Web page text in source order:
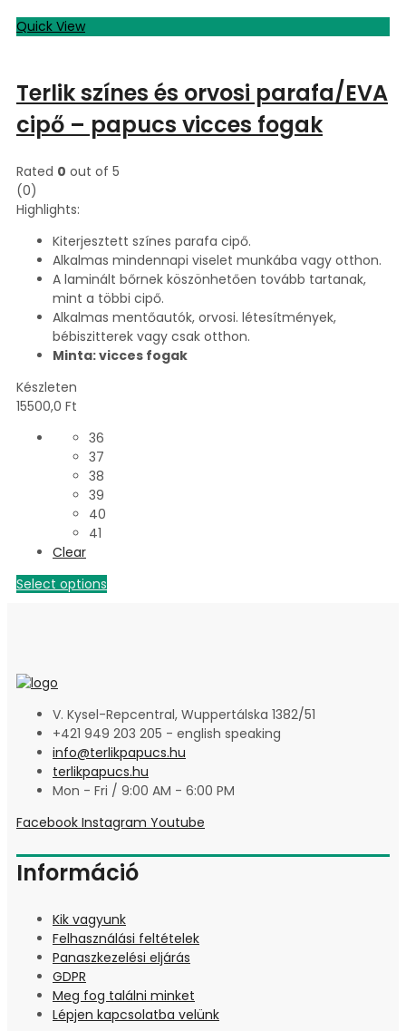
Quick View
Terlik színes és orvosi parafa/EVA
cipő – papucs vicces fogak
Rated 0 out of 5
(0)
Highlights:
Kiterjesztett színes parafa cipő.
Alkalmas mindennapi viselet munkába vagy otthon.
A laminált bőrnek köszönhetően tovább tartanak,
mint a többi cipő.
Alkalmas mentőautók, orvosi. létesítmények,
bébiszitterek vagy csak otthon.
Minta: vicces fogak
Készleten
15500,0 Ft
36
37
38
39
40
41
Clear
Select options
V. Kysel-Repcentral, Wuppertálska 1382/51
+421 949 203 205 - english speaking
info@terlikpapucs.hu
terlikpapucs.hu
Mon - Fri / 9:00 AM - 6:00 PM
Facebook Instagram Youtube
Információ
Kik vagyunk
Felhasználási feltételek
Panaszkezelési eljárás
GDPR
Meg fog találni minket
Lépjen kapcsolatba velünk